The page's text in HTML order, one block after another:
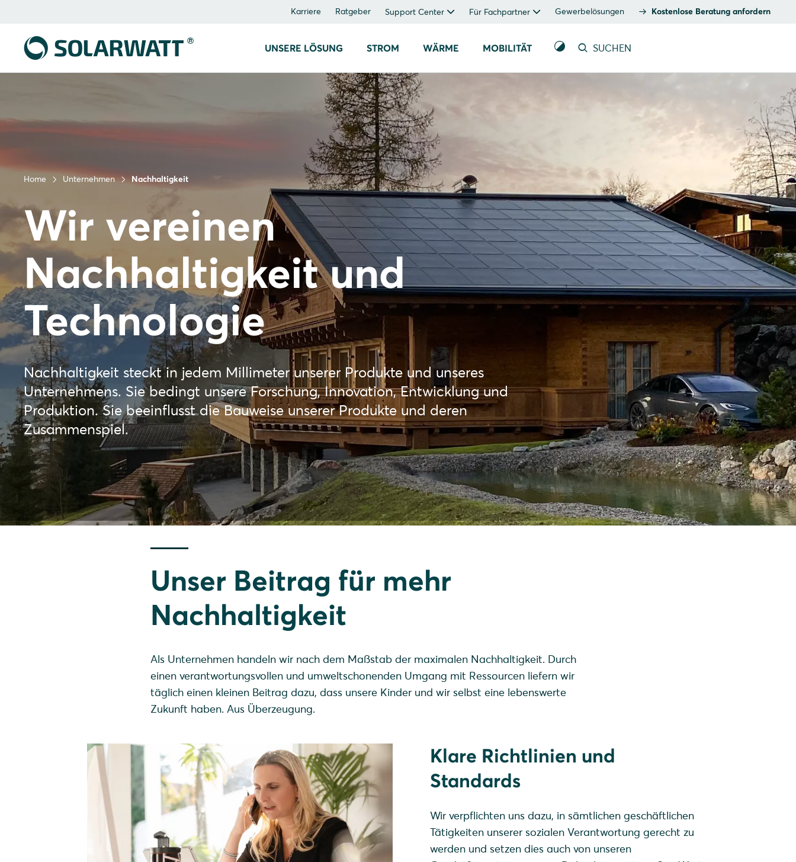
Karriere Ratgeber Support Center Für Fachpartner Gewerbelösungen Kostenlose Beratung anfordern
UNSERE LÖSUNG STROM WÄRME MOBILITÄT SUCHEN
Home Unternehmen Nachhaltigkeit
Wir vereinen
Nachhaltigkeit und
Technologie
Nachhaltigkeit steckt in jedem Millimeter unserer Produkte und unseres
Unternehmens. Sie bedingt unsere Forschung, Innovation, Entwicklung und
Produktion. Sie beeinflusst die Bauweise unserer Produkte und deren
Zusammenspiel.
Unser Beitrag für mehr
Nachhaltigkeit
Als Unternehmen handeln wir nach dem Maßstab der maximalen Nachhaltigkeit. Durch
einen verantwortungsvollen und umweltschonenden Umgang mit Ressourcen liefern wir
täglich einen kleinen Beitrag dazu, dass unsere Kinder und wir selbst eine lebenswerte
Zukunft haben. Aus Überzeugung.
Klare Richtlinien und
Standards
Wir verpflichten uns dazu, in sämtlichen geschäftlichen
Tätigkeiten unserer sozialen Verantwortung gerecht zu
werden und setzen dies auch von unseren